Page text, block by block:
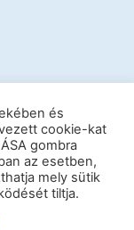
és
cookie-kat
gombra
az esetben,
mely sütik
tiltja.